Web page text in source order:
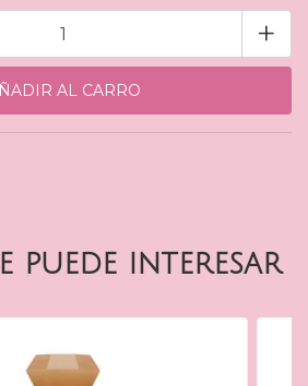
+
puede interesar